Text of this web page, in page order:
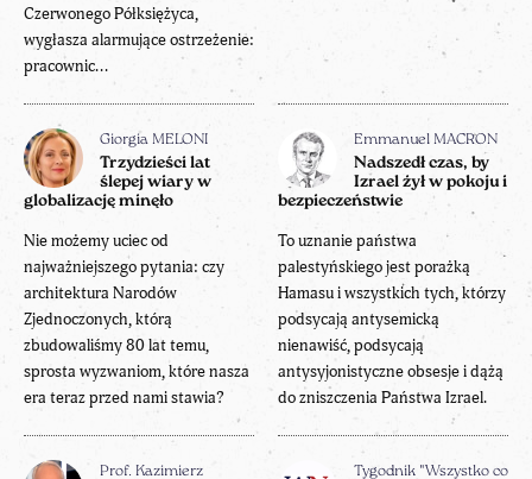
Czerwonego Półksiężyca,
wygłasza alarmujące ostrzeżenie:
pracownic...
Giorgia MELONI
Trzydzieści lat
ślepej wiary w
globalizację minęło
Nie możemy uciec od
najważniejszego pytania: czy
architektura Narodów
Zjednoczonych, którą
zbudowaliśmy 80 lat temu,
sprosta wyzwaniom, które nasza
era teraz przed nami stawia?
Emmanuel MACRON
Nadszedł czas, by
Izrael żył w pokoju i
bezpieczeństwie
To uznanie państwa
palestyńskiego jest porażką
Hamasu i wszystkich tych, którzy
podsycają antysemicką
nienawiść, podsycają
antysyjonistyczne obsesje i dążą
do zniszczenia Państwa Izrael.
Prof. Kazimierz
Tygodnik "Wszystko co